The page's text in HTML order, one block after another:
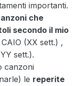
importanti.
che
secondo il mio
(XX sett.) ,
sett.).
canzoni
le reperite